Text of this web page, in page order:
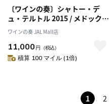
〔ワインの奏〕シャトー・デ
ュ・テルトル 2015 / メドック格
付け第５級 CINQUIEMES
Grands Crus
ワインの奏 JAL Mall店
11,000 円 （税込）
積算 100 マイル (1倍)
1 2